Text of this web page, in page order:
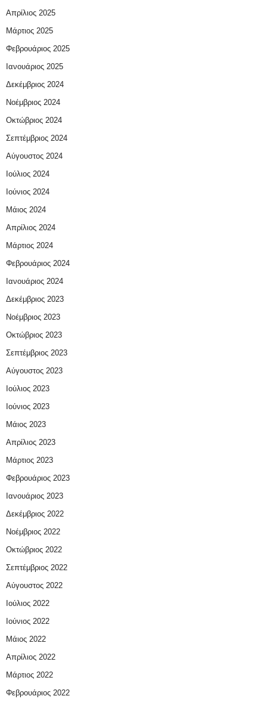
Απρίλιος 2025
Μάρτιος 2025
Φεβρουάριος 2025
Ιανουάριος 2025
Δεκέμβριος 2024
Νοέμβριος 2024
Οκτώβριος 2024
Σεπτέμβριος 2024
Αύγουστος 2024
Ιούλιος 2024
Ιούνιος 2024
Μάιος 2024
Απρίλιος 2024
Μάρτιος 2024
Φεβρουάριος 2024
Ιανουάριος 2024
Δεκέμβριος 2023
Νοέμβριος 2023
Οκτώβριος 2023
Σεπτέμβριος 2023
Αύγουστος 2023
Ιούλιος 2023
Ιούνιος 2023
Μάιος 2023
Απρίλιος 2023
Μάρτιος 2023
Φεβρουάριος 2023
Ιανουάριος 2023
Δεκέμβριος 2022
Νοέμβριος 2022
Οκτώβριος 2022
Σεπτέμβριος 2022
Αύγουστος 2022
Ιούλιος 2022
Ιούνιος 2022
Μάιος 2022
Απρίλιος 2022
Μάρτιος 2022
Φεβρουάριος 2022